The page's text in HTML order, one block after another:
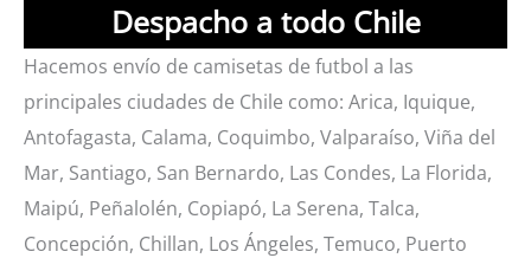
Despacho a todo Chile
Hacemos envío de camisetas de futbol a las
principales ciudades de Chile como: Arica, Iquique,
Antofagasta, Calama, Coquimbo, Valparaíso, Viña del
Mar, Santiago, San Bernardo, Las Condes, La Florida,
Maipú, Peñalolén, Copiapó, La Serena, Talca,
Concepción, Chillan, Los Ángeles, Temuco, Puerto